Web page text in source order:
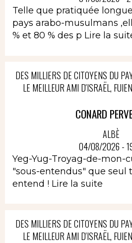
Telle que pratiquée
pays arabo-musulmans
% et 80 % des p Lire la
DES MILLIERS DE CITOYENS DU
LE MEILLEUR AMI D'ISRAËL,
CONARD
ALBÈ
04/08/2026 -
Yeg-Yug-Troyag-de-mon-
"sous-entendus" que seul
entend ! Lire la suite
DES MILLIERS DE CITOYENS DU
LE MEILLEUR AMI D'ISRAËL,